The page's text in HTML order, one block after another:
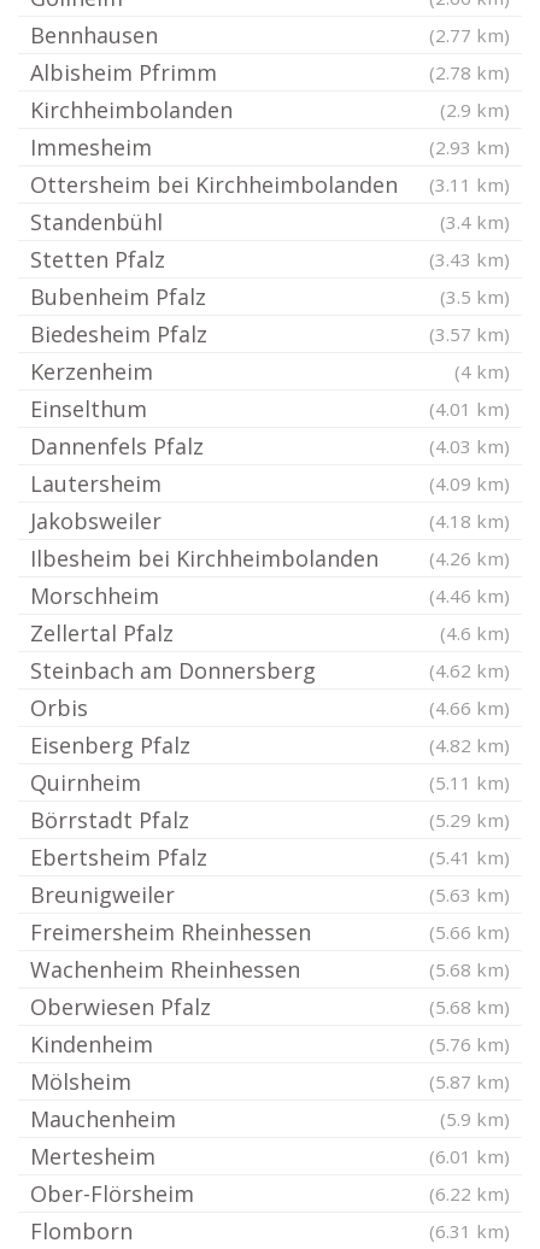
Bennhausen (2.77 km)
Albisheim Pfrimm (2.78 km)
Kirchheimbolanden (2.9 km)
Immesheim (2.93 km)
Ottersheim bei Kirchheimbolanden (3.11 km)
Standenbühl (3.4 km)
Stetten Pfalz (3.43 km)
Bubenheim Pfalz (3.5 km)
Biedesheim Pfalz (3.57 km)
Kerzenheim (4 km)
Einselthum (4.01 km)
Dannenfels Pfalz (4.03 km)
Lautersheim (4.09 km)
Jakobsweiler (4.18 km)
Ilbesheim bei Kirchheimbolanden (4.26 km)
Morschheim (4.46 km)
Zellertal Pfalz (4.6 km)
Steinbach am Donnersberg (4.62 km)
Orbis (4.66 km)
Eisenberg Pfalz (4.82 km)
Quirnheim (5.11 km)
Börrstadt Pfalz (5.29 km)
Ebertsheim Pfalz (5.41 km)
Breunigweiler (5.63 km)
Freimersheim Rheinhessen (5.66 km)
Wachenheim Rheinhessen (5.68 km)
Oberwiesen Pfalz (5.68 km)
Kindenheim (5.76 km)
Mölsheim (5.87 km)
Mauchenheim (5.9 km)
Mertesheim (6.01 km)
Ober-Flörsheim (6.22 km)
Flomborn (6.31 km)